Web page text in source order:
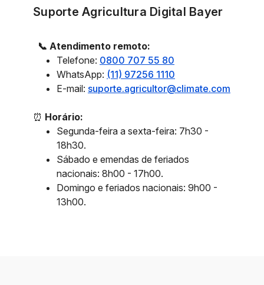
Suporte Agricultura Digital Bayer
📞 Atendimento remoto:
Telefone: 0800 707 55 80
WhatsApp: (11) 97256 1110
E-mail: suporte.agricultor@climate.com
⏰ Horário:
Segunda-feira a sexta-feira: 7h30 -
18h30.
Sábado e emendas de feriados
nacionais: 8h00 - 17h00.
Domingo e feriados nacionais: 9h00 -
13h00.